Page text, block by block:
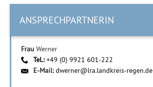
ANSPRECHPARTNERIN
Frau Werner
Tel.:+49 (0) 9921 601-222
E-Mail:dwerner@lra.landkreis-regen.de